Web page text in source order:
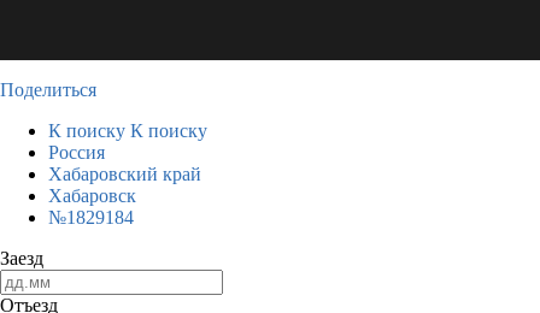
Поделиться
К поиску К поиску
Россия
Хабаровский край
Хабаровск
№1829184
Заезд
Отъезд